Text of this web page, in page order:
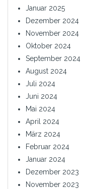
Januar 2025
Dezember 2024
November 2024
Oktober 2024
September 2024
August 2024
Juli 2024
Juni 2024
Mai 2024
April 2024
März 2024
Februar 2024
Januar 2024
Dezember 2023
November 2023